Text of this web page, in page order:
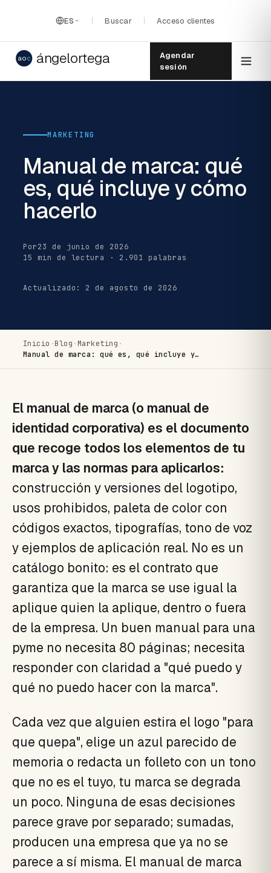
ES Buscar Acceso clientes
aoc ángelortega
Agendar
sesión
MARKETING
Manual de marca: qué
es, qué incluye y cómo
hacerlo
Por23 de junio de 2026
15 min de lectura · 2.901 palabras
Actualizado: 2 de agosto de 2026
Inicio ·Blog · Marketing ·
Manual de marca: qué es, qué incluye y…
El manual de marca (o manual de
identidad corporativa) es el documento
que recoge todos los elementos de tu
marca y las normas para aplicarlos:
construcción y versiones del logotipo,
usos prohibidos, paleta de color con
códigos exactos, tipografías, tono de voz
y ejemplos de aplicación real. No es un
catálogo bonito: es el contrato que
garantiza que la marca se use igual la
aplique quien la aplique, dentro o fuera
de la empresa. Un buen manual para una
pyme no necesita 80 páginas; necesita
responder con claridad a "qué puedo y
qué no puedo hacer con la marca".
Cada vez que alguien estira el logo "para
que quepa", elige un azul parecido de
memoria o redacta un folleto con un tono
que no es el tuyo, tu marca se degrada
un poco. Ninguna de esas decisiones
parece grave por separado; sumadas,
producen una empresa que ya no se
parece a sí misma. El manual de marca